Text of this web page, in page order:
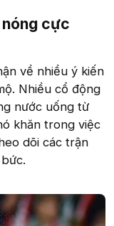
cực
về nhiều ý kiến
Nhiều cổ động
nước uống từ
khăn trong việc
dõi các trận